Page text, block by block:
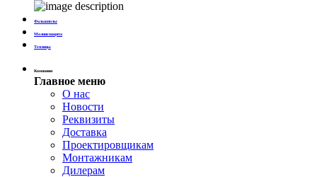
Фальшполы
Молниезащита
Теплицы
Компания
Главное меню
О нас
Новости
Реквизиты
Доставка
Проектировщикам
Монтажникам
Дилерам